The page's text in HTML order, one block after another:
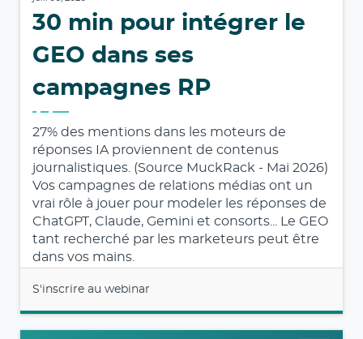
30 min pour intégrer le
GEO dans ses
campagnes RP
27% des mentions dans les moteurs de
réponses IA proviennent de contenus
journalistiques. (Source MuckRack - Mai 2026)
Vos campagnes de relations médias ont un
vrai rôle à jouer pour modeler les réponses de
ChatGPT, Claude, Gemini et consorts... Le GEO
tant recherché par les marketeurs peut être
dans vos mains.
S'inscrire au webinar